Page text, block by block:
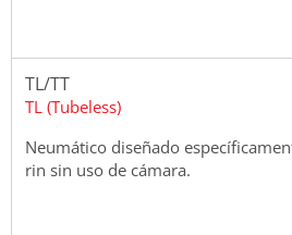
TL/TT
TL (Tubeless)
Neumático diseñado
rin sin uso de cámara.